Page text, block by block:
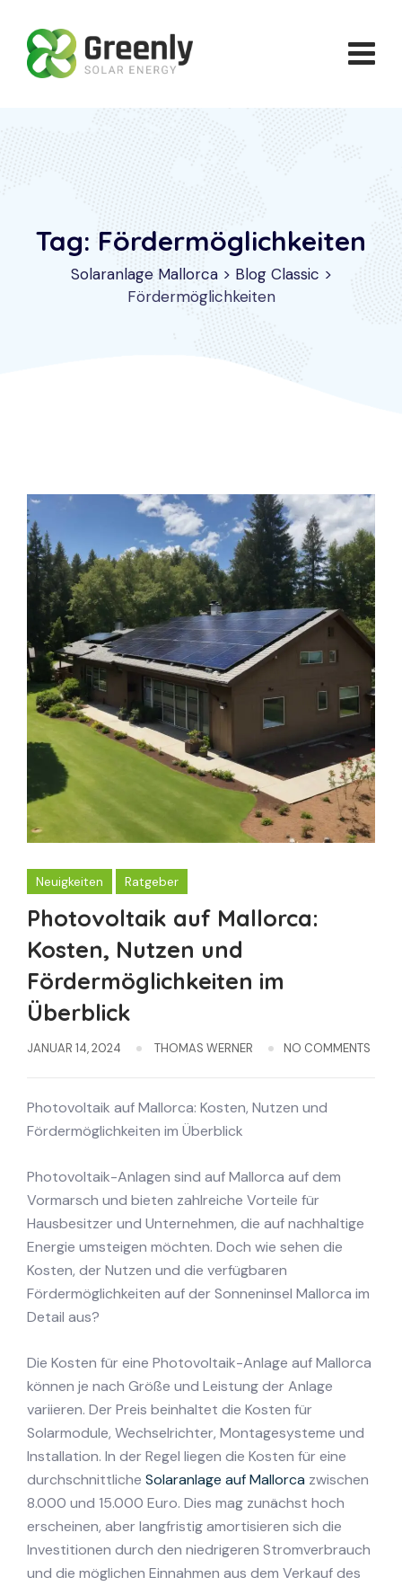
content
Tag: Fördermöglichkeiten
Solaranlage Mallorca> Blog Classic >
Fördermöglichkeiten
Neuigkeiten Ratgeber
Photovoltaik auf Mallorca:
Kosten, Nutzen und
Fördermöglichkeiten im
Überblick
JANUAR 14, 2024 THOMAS WERNER NO COMMENTS
Photovoltaik auf Mallorca: Kosten, Nutzen und
Fördermöglichkeiten im Überblick
Photovoltaik-Anlagen sind auf Mallorca auf dem
Vormarsch und bieten zahlreiche Vorteile für
Hausbesitzer und Unternehmen, die auf nachhaltige
Energie umsteigen möchten. Doch wie sehen die
Kosten, der Nutzen und die verfügbaren
Fördermöglichkeiten auf der Sonneninsel Mallorca im
Detail aus?
Die Kosten für eine Photovoltaik-Anlage auf Mallorca
können je nach Größe und Leistung der Anlage
variieren. Der Preis beinhaltet die Kosten für
Solarmodule, Wechselrichter, Montagesysteme und
Installation. In der Regel liegen die Kosten für eine
durchschnittliche Solaranlage auf Mallorca zwischen
8.000 und 15.000 Euro. Dies mag zunächst hoch
erscheinen, aber langfristig amortisieren sich die
Investitionen durch den niedrigeren Stromverbrauch
und die möglichen Einnahmen aus dem Verkauf des